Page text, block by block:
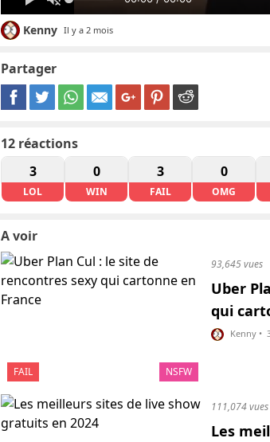
Kenny Il y a 2 mois
Partager
12 réactions
3
LOL
0
WIN
3
FAIL
0
OMG
A voir
FAIL NSFW
93,645 vues
Uber
qui
Kenny •
111,074 vues
Les